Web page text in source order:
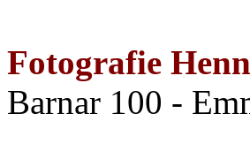
Fotografie
Barnar 100 -